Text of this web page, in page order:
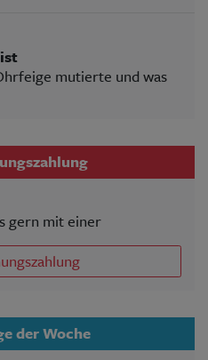
mutierte und was
gern mit einer
der Woche